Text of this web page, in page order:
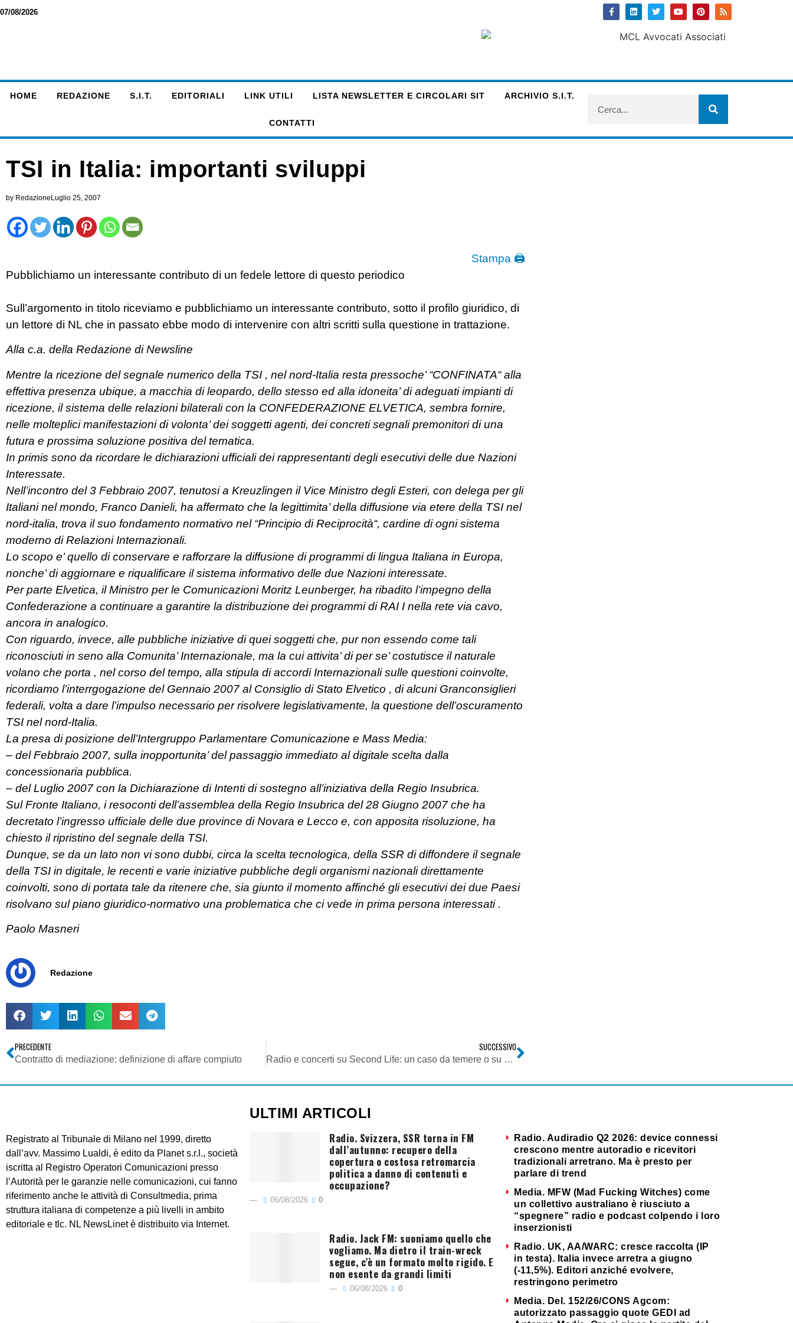
07/08/2026
HOME REDAZIONE S.I.T. EDITORIALI LINK UTILI LISTA NEWSLETTER E CIRCOLARI SIT ARCHIVIO S.I.T.
CONTATTI
TSI in Italia: importanti sviluppi
by Redazione Luglio 25, 2007
Stampa 🖨
Pubblichiamo un interessante contributo di un fedele lettore di questo periodico
Sull’argomento in titolo riceviamo e pubblichiamo un interessante contributo, sotto il profilo giuridico, di
un lettore di NL che in passato ebbe modo di intervenire con altri scritti sulla questione in trattazione.
Alla c.a. della Redazione di Newsline
Mentre la ricezione del segnale numerico della TSI , nel nord-Italia resta pressoche’ “CONFINATA“ alla
effettiva presenza ubique, a macchia di leopardo, dello stesso ed alla idoneita’ di adeguati impianti di
ricezione, il sistema delle relazioni bilaterali con la CONFEDERAZIONE ELVETICA, sembra fornire,
nelle molteplici manifestazioni di volonta’ dei soggetti agenti, dei concreti segnali premonitori di una
futura e prossima soluzione positiva del tematica.
In primis sono da ricordare le dichiarazioni ufficiali dei rappresentanti degli esecutivi delle due Nazioni
Interessate.
Nell’incontro del 3 Febbraio 2007, tenutosi a Kreuzlingen il Vice Ministro degli Esteri, con delega per gli
Italiani nel mondo, Franco Danieli, ha affermato che la legittimita’ della diffusione via etere della TSI nel
nord-italia, trova il suo fondamento normativo nel “Principio di Reciprocità“, cardine di ogni sistema
moderno di Relazioni Internazionali.
Lo scopo e’ quello di conservare e rafforzare la diffusione di programmi di lingua Italiana in Europa,
nonche’ di aggiornare e riqualificare il sistema informativo delle due Nazioni interessate.
Per parte Elvetica, il Ministro per le Comunicazioni Moritz Leunberger, ha ribadito l’impegno della
Confederazione a continuare a garantire la distribuzione dei programmi di RAI I nella rete via cavo,
ancora in analogico.
Con riguardo, invece, alle pubbliche iniziative di quei soggetti che, pur non essendo come tali
riconosciuti in seno alla Comunita’ Internazionale, ma la cui attivita’ di per se’ costutisce il naturale
volano che porta , nel corso del tempo, alla stipula di accordi Internazionali sulle questioni coinvolte,
ricordiamo l’interrgogazione del Gennaio 2007 al Consiglio di Stato Elvetico , di alcuni Granconsiglieri
federali, volta a dare l’impulso necessario per risolvere legislativamente, la questione dell’oscuramento
TSI nel nord-Italia.
La presa di posizione dell’Intergruppo Parlamentare Comunicazione e Mass Media:
– del Febbraio 2007, sulla inopportunita’ del passaggio immediato al digitale scelta dalla
concessionaria pubblica.
– del Luglio 2007 con la Dichiarazione di Intenti di sostegno all’iniziativa della Regio Insubrica.
Sul Fronte Italiano, i resoconti dell’assemblea della Regio Insubrica del 28 Giugno 2007 che ha
decretato l’ingresso ufficiale delle due province di Novara e Lecco e, con apposita risoluzione, ha
chiesto il ripristino del segnale della TSI.
Dunque, se da un lato non vi sono dubbi, circa la scelta tecnologica, della SSR di diffondere il segnale
della TSI in digitale, le recenti e varie iniziative pubbliche degli organismi nazionali direttamente
coinvolti, sono di portata tale da ritenere che, sia giunto il momento affinché gli esecutivi dei due Paesi
risolvano sul piano giuridico-normativo una problematica che ci vede in prima persona interessati .
Paolo Masneri
Redazione
PRECEDENTE
Contratto di mediazione: definizione di affare compiuto
SUCCESSIVO
Radio e concerti su Second Life: un caso da temere o su cui fantasticare?
Registrato al Tribunale di Milano nel 1999, diretto
dall’avv. Massimo Lualdi, è edito da Planet s.r.l., società
iscritta al Registro Operatori Comunicazioni presso
l’Autorità per le garanzie nelle comunicazioni, cui fanno
riferimento anche le attività di Consultmedia, prima
struttura italiana di competenze a più livelli in ambito
editoriale e tlc. NL NewsLinet è distribuito via Internet.
ULTIMI ARTICOLI
Radio. Svizzera, SSR torna in FM
dall’autunno: recupero della
copertura o costosa retromarcia
politica a danno di contenuti e
occupazione?
06/08/2026 0
Radio. Jack FM: suoniamo quello che
vogliamo. Ma dietro il train-wreck
segue, c’è un formato molto rigido. E
non esente da grandi limiti
06/08/2026 0
Radio. Audiradio Q2 2026: device connessi
crescono mentre autoradio e ricevitori
tradizionali arretrano. Ma è presto per
parlare di trend
Media. MFW (Mad Fucking Witches) come
un collettivo australiano è riusciuto a
“spegnere” radio e podcast colpendo i loro
inserzionisti
Radio. UK, AA/WARC: cresce raccolta (IP
in testa). Italia invece arretra a giugno
(-11,5%). Editori anziché evolvere,
restringono perimetro
Media. Del. 152/26/CONS Agcom:
autorizzato passaggio quote GEDI ad